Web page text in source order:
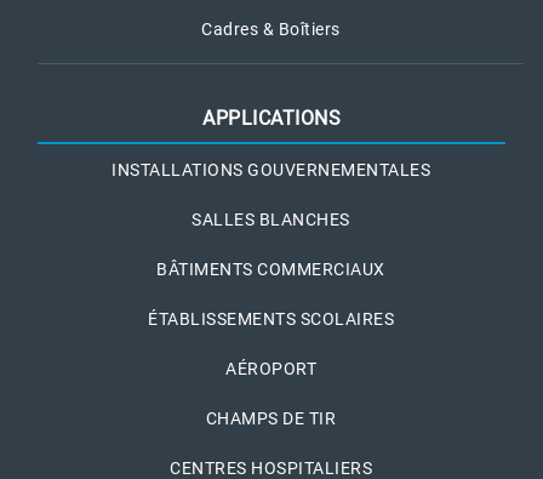
Cadres & Boîtiers
APPLICATIONS
INSTALLATIONS GOUVERNEMENTALES
SALLES BLANCHES
BÂTIMENTS COMMERCIAUX
ÉTABLISSEMENTS SCOLAIRES
AÉROPORT
CHAMPS DE TIR
CENTRES HOSPITALIERS